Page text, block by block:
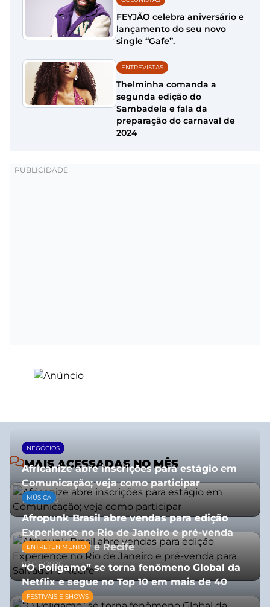
FEYJÃO celebra aniversário e
lançamento do seu novo
single “Gafe”.
ENTREVISTAS
Thelminha comanda a
segunda edição do
Sambadela e fala da
preparação do carnaval de
2024
MAIS ACESSADAS NO MÊS
NEGÓCIOS
Africanize abre inscrições para estágio em
Comunicação; veja como participar
13/01/2026
MÚSICA
Afropunk Brasil abre vendas para edição
Experience no Rio de Janeiro e pré-venda
para Salvador e Recife
03/08/2026
ENTRETENIMENTO
“O Polígamo” se torna fenômeno Global da
Netflix e segue no Top 10 em mais de 40
países
FESTIVAIS E SHOWS